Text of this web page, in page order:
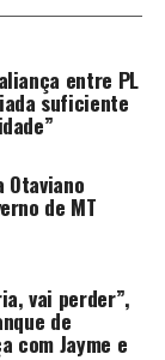
famílias
do Estado.
no Senado
Lutz pelo
honrarias do
realizada
mais
pela
a ABRID.
entre PL
suficiente
Otaviano
de MT
vai perder”,
de
com Jayme e